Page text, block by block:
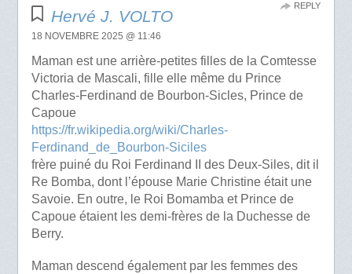
Hervé J. VOLTO
18 NOVEMBRE 2025 @ 11:46
Maman est une arrière-petites filles de la Comtesse
Victoria de Mascali, fille elle même du Prince
Charles-Ferdinand de Bourbon-Sicles, Prince de
Capoue
https://fr.wikipedia.org/wiki/Charles-
Ferdinand_de_Bourbon-Siciles
frère puiné du Roi Ferdinand II des Deux-Siles, dit il
Re Bomba, dont l’épouse Marie Christine était une
Savoie. En outre, le Roi Bomamba et Prince de
Capoue étaient les demi-frères de la Duchesse de
Berry.
Maman descend également par les femmes des
REPLY